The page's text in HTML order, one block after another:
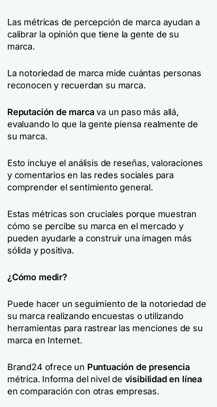
Las métricas de percepción de marca ayudan a
calibrar la opinión que tiene la gente de su
marca.
La notoriedad de marca mide cuántas personas
reconocen y recuerdan su marca.
Reputación de marcava un paso más allá,
evaluando lo que la gente piensa realmente de
su marca.
Esto incluye el análisis de reseñas, valoraciones
y comentarios en las redes sociales para
comprender el sentimiento general.
Estas métricas son cruciales porque muestran
cómo se percibe su marca en el mercado y
pueden ayudarle a construir una imagen más
sólida y positiva.
¿Cómo medir?
Puede hacer un seguimiento de la notoriedad de
su marca realizando encuestas o utilizando
herramientas para rastrear las menciones de su
marca en Internet.
Brand24 ofrece un Puntuación de presencia
métrica. Informa del nivel de visibilidad en línea
en comparación con otras empresas.